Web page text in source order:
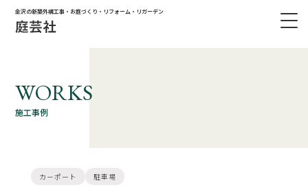
金沢の新築外構工事・お庭づくり・リフォーム・リガーデン
WORKS
施工事例
カーポート 駐車場